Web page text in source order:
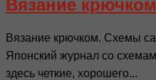
Вязание
Вязание крючком. Схемы
Японский журнал со
здесь четкие, хорошего...